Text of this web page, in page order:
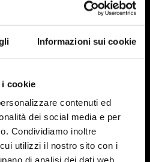
Informazioni sui cookie
cookie
contenuti ed
dei social media e per
Condividiamo inoltre
utilizzi il nostro sito con i
di analisi dei dati web,